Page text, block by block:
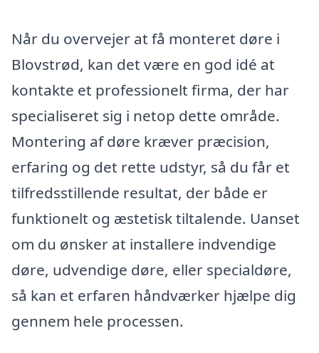
Når du overvejer at få monteret døre i
Blovstrød, kan det være en god idé at
kontakte et professionelt firma, der har
specialiseret sig i netop dette område.
Montering af døre kræver præcision,
erfaring og det rette udstyr, så du får et
tilfredsstillende resultat, der både er
funktionelt og æstetisk tiltalende. Uanset
om du ønsker at installere indvendige
døre, udvendige døre, eller specialdøre,
så kan et erfaren håndværker hjælpe dig
gennem hele processen.